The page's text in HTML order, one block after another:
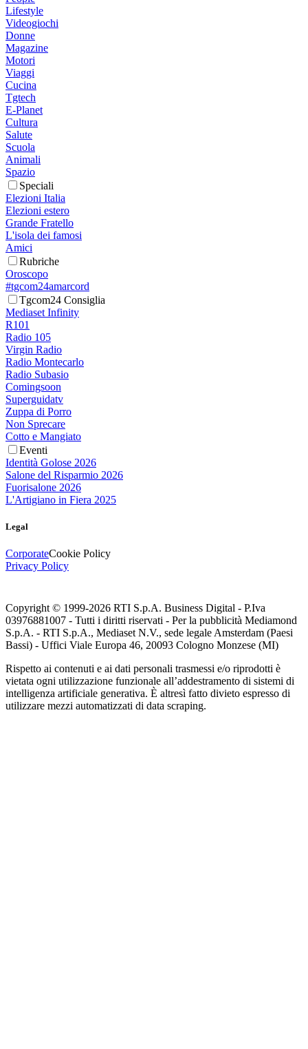
Lifestyle
Videogiochi
Donne
Magazine
Motori
Viaggi
Cucina
Tgtech
E-Planet
Cultura
Salute
Scuola
Animali
Spazio
Speciali
Elezioni Italia
Elezioni estero
Grande Fratello
L'isola dei famosi
Amici
Rubriche
Oroscopo
#tgcom24amarcord
Tgcom24 Consiglia
Mediaset Infinity
R101
Radio 105
Virgin Radio
Radio Montecarlo
Radio Subasio
Comingsoon
Superguidatv
Zuppa di Porro
Non Sprecare
Cotto e Mangiato
Eventi
Identità Golose 2026
Salone del Risparmio 2026
Fuorisalone 2026
L'Artigiano in Fiera 2025
Legal
CorporateCookie Policy
Privacy Policy
Copyright © 1999-2026 RTI S.p.A. Business Digital - P.Iva
03976881007 - Tutti i diritti riservati - Per la pubblicità Mediamond
S.p.A. - RTI S.p.A., Mediaset N.V., sede legale Amsterdam (Paesi
Bassi) - Uffici Viale Europa 46, 20093 Cologno Monzese (MI)
Rispetto ai contenuti e ai dati personali trasmessi e/o riprodotti è
vietata ogni utilizzazione funzionale all’addestramento di sistemi di
intelligenza artificiale generativa. È altresì fatto divieto espresso di
utilizzare mezzi automatizzati di data scraping.